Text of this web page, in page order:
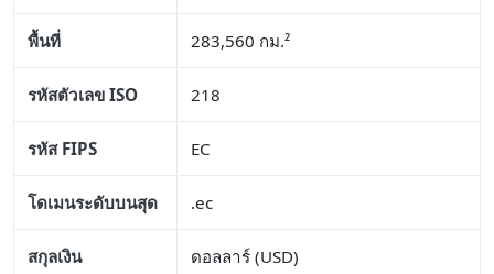
พื้นที่ 283,560 กม.²
รหัสตัวเลข ISO 218
รหัส FIPS EC
โดเมนระดับบนสุด .ec
สกุลเงิน ดอลลาร์ (USD)